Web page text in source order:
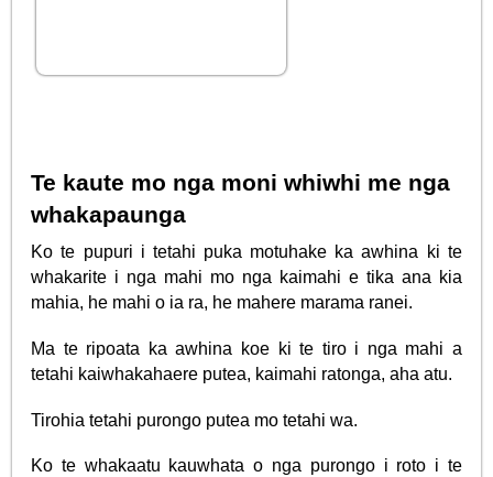
Te kaute mo nga moni whiwhi me nga
whakapaunga
Ko te pupuri i tetahi puka motuhake ka awhina ki te
whakarite i nga mahi mo nga kaimahi e tika ana kia
mahia, he mahi o ia ra, he mahere marama ranei.
Ma te ripoata ka awhina koe ki te tiro i nga mahi a
tetahi kaiwhakahaere putea, kaimahi ratonga, aha atu.
Tirohia tetahi purongo putea mo tetahi wa.
Ko te whakaatu kauwhata o nga purongo i roto i te